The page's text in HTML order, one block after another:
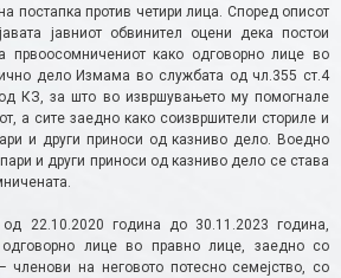
постапка против четири лица. Според описот
јавниот обвинител оцени дека постои
првоосомничениот како одговорно лице во
дело Измама во службата од чл.355 ст.4
КЗ, за што во извршувањето му помогнале
а сите заедно како соизвршители сториле и
и други приноси од казниво дело. Воедно
и други приноси од казниво дело се става
22.10.2020 година до 30.11.2023 година,
одговорно лице во правно лице, заедно со
членови на неговото потесно семејство, со